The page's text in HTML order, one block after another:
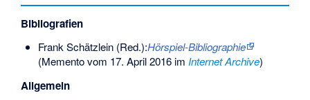
Bibliografien
Frank Schätzlein(Red.):Hörspiel-Bibliographie
(Mementovom 17. April 2016 im Internet Archive)
Allgemein